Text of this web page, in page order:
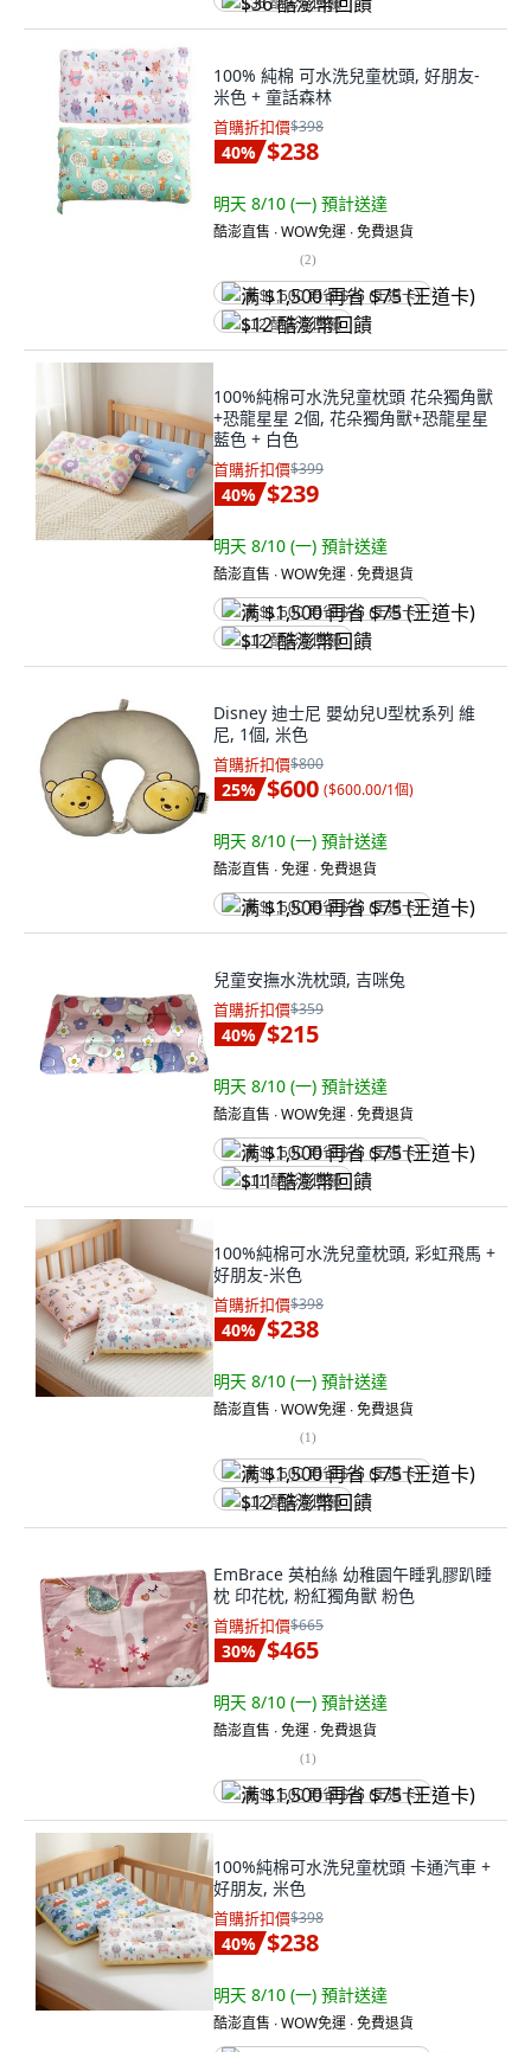
$36 酷澎幣回饋
100% 純棉 可水洗兒童枕頭, 好朋友-
米色 + 童話森林
首購折扣價$398
40% $238
明天 8/10 (一) 預計送達
酷澎直售 ∙ WOW免運 ∙ 免費退貨
(2)
满 $1,500 再省 $75 (王道卡)
$12 酷澎幣回饋
100%純棉可水洗兒童枕頭 花朵獨角獸
+恐龍星星 2個, 花朵獨角獸+恐龍星星
藍色 + 白色
首購折扣價$399
40% $239
明天 8/10 (一) 預計送達
酷澎直售 ∙ WOW免運 ∙ 免費退貨
满 $1,500 再省 $75 (王道卡)
$12 酷澎幣回饋
Disney 迪士尼 嬰幼兒U型枕系列 維
尼, 1個, 米色
首購折扣價$800
25% $600 ($600.00/1個)
明天 8/10 (一) 預計送達
酷澎直售 ∙ 免運 ∙ 免費退貨
满 $1,500 再省 $75 (王道卡)
兒童安撫水洗枕頭, 吉咪兔
首購折扣價$359
40% $215
明天 8/10 (一) 預計送達
酷澎直售 ∙ WOW免運 ∙ 免費退貨
满 $1,500 再省 $75 (王道卡)
$11 酷澎幣回饋
100%純棉可水洗兒童枕頭, 彩虹飛馬 +
好朋友-米色
首購折扣價$398
40% $238
明天 8/10 (一) 預計送達
酷澎直售 ∙ WOW免運 ∙ 免費退貨
(1)
满 $1,500 再省 $75 (王道卡)
$12 酷澎幣回饋
EmBrace 英柏絲 幼稚園午睡乳膠趴睡
枕 印花枕, 粉紅獨角獸 粉色
首購折扣價$665
30% $465
明天 8/10 (一) 預計送達
酷澎直售 ∙ 免運 ∙ 免費退貨
(1)
满 $1,500 再省 $75 (王道卡)
100%純棉可水洗兒童枕頭 卡通汽車 +
好朋友, 米色
首購折扣價$398
40% $238
明天 8/10 (一) 預計送達
酷澎直售 ∙ WOW免運 ∙ 免費退貨